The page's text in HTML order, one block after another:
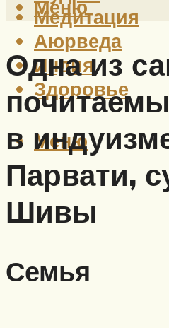
Медитация
Аюрведа
Индия
Здоровье
Меню
Меню
Одна из
в
Парвати,
Шивы
Семья